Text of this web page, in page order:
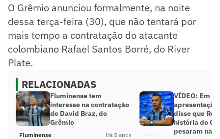
O Grêmio anunciou formalmente, na noite
dessa terça-feira (30), que não tentará por
mais tempo a contratação do atacante
colombiano Rafael Santos Borré, do River
Plate.
RELACIONADAS
Fluminense tem
interesse na contratação
de David Braz, do
Grêmio
Fluminense Há 5 anos
VÍDEO: Em
disse que
história do
pesaram na